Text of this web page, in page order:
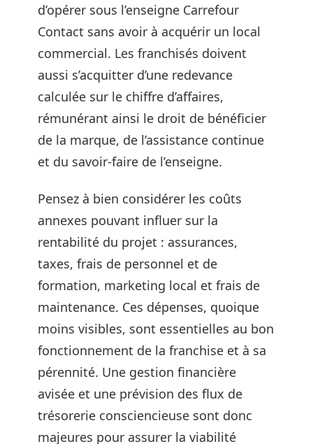
d’opérer sous l’enseigne Carrefour
Contact sans avoir à acquérir un local
commercial. Les franchisés doivent
aussi s’acquitter d’une redevance
calculée sur le chiffre d’affaires,
rémunérant ainsi le droit de bénéficier
de la marque, de l’assistance continue
et du savoir-faire de l’enseigne.
Pensez à bien considérer les coûts
annexes pouvant influer sur la
rentabilité du projet : assurances,
taxes, frais de personnel et de
formation, marketing local et frais de
maintenance. Ces dépenses, quoique
moins visibles, sont essentielles au bon
fonctionnement de la franchise et à sa
pérennité. Une gestion financière
avisée et une prévision des flux de
trésorerie consciencieuse sont donc
majeures pour assurer la viabilité